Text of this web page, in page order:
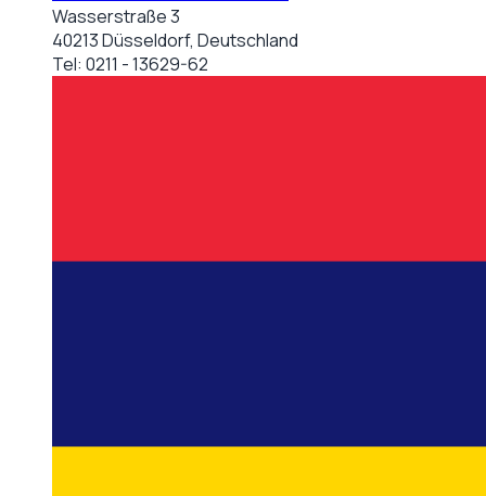
Wasserstraße 3
40213 Düsseldorf, Deutschland
Tel: 0211 - 13629-62